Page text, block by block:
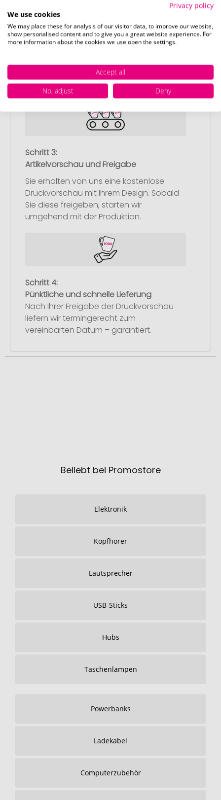
Laden Sie auf unserer
Bestellabschlussseite (Checkout) Ihr Logo
oder Motiv hoch und schließen Sie Ihre
passende Datei zur Verfügung haben,
können Sie diese gerne später
nachliefern.
Schritt 3:
Artikelvorschau und Freigabe
Sie erhalten von uns eine kostenlose
Druckvorschau mit Ihrem Design. Sobald
Sie diese freigeben, starten wir
umgehend mit der Produktion.
Schritt 4:
Pünktliche und schnelle Lieferung
Nach Ihrer Freigabe der Druckvorschau
liefern wir termingerecht zum
vereinbarten Datum – garantiert.
Beliebt bei Promostore
Elektronik
Kopfhörer
Lautsprecher
USB-Sticks
Hubs
Taschenlampen
Powerbanks
Ladekabel
Computerzubehör
Privacy policy
We use cookies
We may place these for analysis of our visitor data, to improve our website,
show personalised content and to give you a great website experience. For
more information about the cookies we use open the settings.
Accept all
No, adjust
Deny